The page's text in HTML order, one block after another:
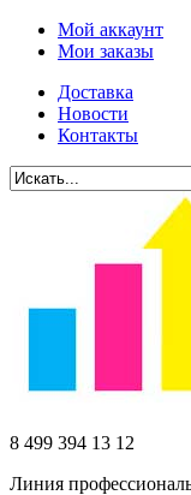
Мой аккаунт
Мои заказы
Доставка
Новости
Контакты
8 499 394 13 12
Линия